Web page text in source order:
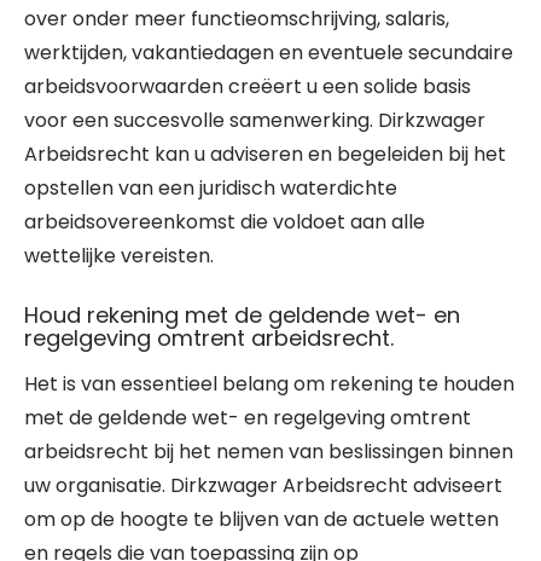
over onder meer functieomschrijving, salaris,
werktijden, vakantiedagen en eventuele secundaire
arbeidsvoorwaarden creëert u een solide basis
voor een succesvolle samenwerking. Dirkzwager
Arbeidsrecht kan u adviseren en begeleiden bij het
opstellen van een juridisch waterdichte
arbeidsovereenkomst die voldoet aan alle
wettelijke vereisten.
Houd rekening met de geldende wet- en
regelgeving omtrent arbeidsrecht.
Het is van essentieel belang om rekening te houden
met de geldende wet- en regelgeving omtrent
arbeidsrecht bij het nemen van beslissingen binnen
uw organisatie. Dirkzwager Arbeidsrecht adviseert
om op de hoogte te blijven van de actuele wetten
en regels die van toepassing zijn op